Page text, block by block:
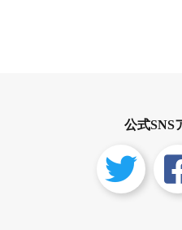
公式SNS